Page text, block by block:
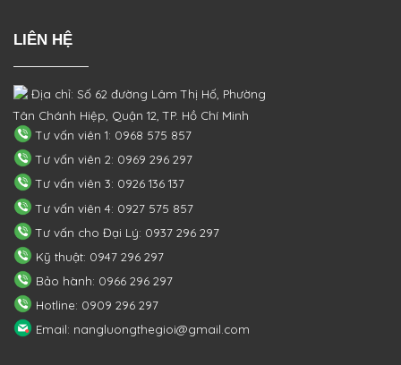
LIÊN HỆ
Địa chỉ: Số 62 đường Lâm Thị Hố, Phường
Tân Chánh Hiệp, Quận 12, TP. Hồ Chí Minh
Tư vấn viên 1: 0968 575 857
Tư vấn viên 2: 0969 296 297
Tư vấn viên 3: 0926 136 137
Tư vấn viên 4: 0927 575 857
Tư vấn cho Đại Lý: 0937 296 297
Kỹ thuật: 0947 296 297
Bảo hành: 0966 296 297
Hotline: 0909 296 297
Email: nangluongthegioi@gmail.com